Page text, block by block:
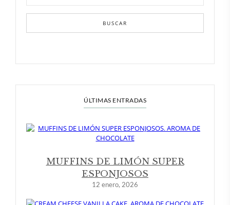
BUSCAR
ÚLTIMAS ENTRADAS
MUFFINS DE LIMÓN SUPER
ESPONJOSOS
12 enero, 2026